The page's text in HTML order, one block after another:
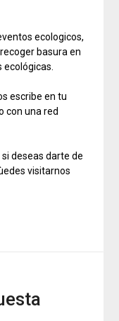
ecologicos,
basura en
escribe en tu
con una red
deseas darte de
visitarnos